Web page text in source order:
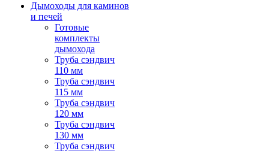
Дымоходы для каминов
и печей
Готовые
комплекты
дымохода
Труба сэндвич
110 мм
Труба сэндвич
115 мм
Труба сэндвич
120 мм
Труба сэндвич
130 мм
Труба сэндвич